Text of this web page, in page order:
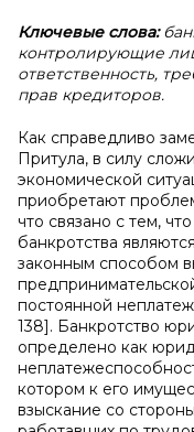
Ключевые слова:
контролирующие
ответственность,
прав кредиторов.
Как справедливо
Притула, в силу
экономической
приобретают
что связано с тем,
банкротства
законным способом
постоянной
138]. Банкротство
определено как
котором к его
взыскание со